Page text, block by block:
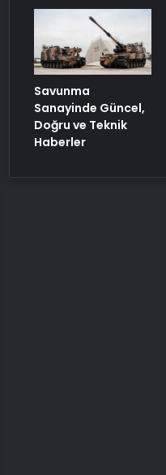
Savunma
Sanayinde Güncel,
Doğru ve Teknik
Haberler